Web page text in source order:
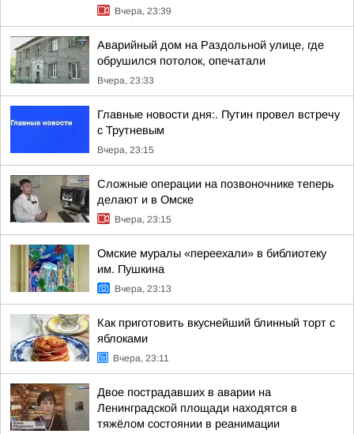
Вчера, 23:39
Аварийный дом на Раздольной улице, где
обрушился потолок, опечатали
Вчера, 23:33
Главные новости дня:. Путин провел встречу
с Трутневым
Вчера, 23:15
Сложные операции на позвоночнике теперь
делают и в Омске
Вчера, 23:15
Омские муралы «переехали» в библиотеку
им. Пушкина
Вчера, 23:13
Как приготовить вкуснейший блинный торт с
яблоками
Вчера, 23:11
Двое пострадавших в аварии на
Ленинградской площади находятся в
тяжёлом состоянии в реанимации